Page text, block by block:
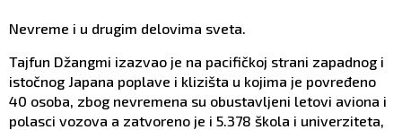
Nevreme i u drugim delovima sveta.
Tajfun Džangmi izazvao je na pacifičkoj strani zapadnog i
istočnog Japana poplave i klizišta u kojima je povređeno
40 osoba, zbog nevremena su obustavljeni letovi aviona i
polasci vozova a zatvoreno je i 5.378 škola i univerziteta,